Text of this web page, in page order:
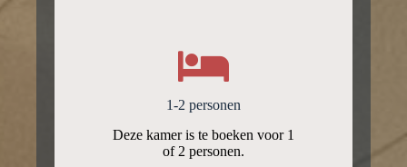
1-2 personen
Deze kamer is te boeken voor 1
of 2 personen.